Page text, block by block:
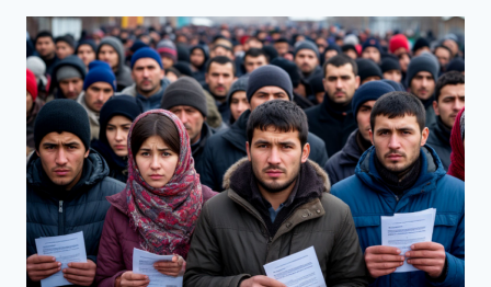
В
ПЕТЕРБУРГЕ
БОРОДАЧ
ОБСТРЕЛЯЛ
СКОРУЮ
ПОМОЩЬ,
НЕ
УСТУПИВШУЮ
ЕМУ
ДОРОГУ